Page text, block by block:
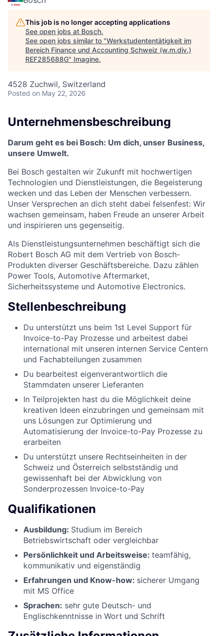
This job is no longer accepting applications
See open jobs at Bosch.
See open jobs similar to "Werkstudententätigkeit im
Bereich Finance und Accounting Schweiz (w.m.div.)
REF285688G" Imagine.
4528 Zuchwil, Switzerland
Posted on May 22, 2026
Unternehmensbeschreibung
Darum geht es bei Bosch: Um dich, unser Business,
unsere Umwelt.
Bei Bosch gestalten wir Zukunft mit hochwertigen
Technologien und Dienstleistungen, die Begeisterung
wecken und das Leben der Menschen verbessern.
Unser Versprechen an dich steht dabei felsenfest: Wir
wachsen gemeinsam, haben Freude an unserer Arbeit
und inspirieren uns gegenseitig.
Als Dienstleistungsunternehmen beschäftigt sich die
Robert Bosch AG mit dem Vertrieb von Bosch-
Produkten diverser Geschäftsbereiche. Dazu zählen
Power Tools, Automotive Aftermarket,
Sicherheitssysteme und Automotive Electronics.
Stellenbeschreibung
Du unterstützt uns beim 1st Level Support für
Invoice-to-Pay Prozesse und arbeitest dabei
international mit unseren internen Service Centern
und Fachabteilungen zusammen
Du bearbeitest eigenverantwortlich die
Stammdaten unserer Lieferanten
In Teilprojekten hast du die Möglichkeit deine
kreativen Ideen einzubringen und gemeinsam mit
uns Lösungen zur Optimierung und
Automatisierung der Invoice-to-Pay Prozesse zu
erarbeiten
Du unterstützt unsere Rechtseinheiten in der
Schweiz und Österreich selbstständig und
gewissenhaft bei der Abwicklung von
Sonderprozessen Invoice-to-Pay
Qualifikationen
Ausbildung: Studium im Bereich
Betriebswirtschaft oder vergleichbar
Persönlichkeit und Arbeitsweise: teamfähig,
kommunikativ und eigenständig
Erfahrungen und Know-how: sicherer Umgang
mit MS Office
Sprachen: sehr gute Deutsch- und
Englischkenntnisse in Wort und Schrift